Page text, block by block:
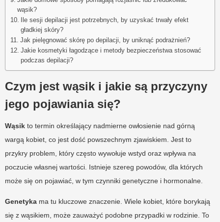
wąsik?
Ile sesji depilacji jest potrzebnych, by uzyskać trwały efekt
gładkiej skóry?
Jak pielęgnować skórę po depilacji, by uniknąć podrażnień?
Jakie kosmetyki łagodzące i metody bezpieczeństwa stosować
podczas depilacji?
Czym jest wąsik i jakie są przyczyny
jego pojawiania się?
Wąsik to termin określający nadmierne owłosienie nad górną
wargą kobiet, co jest dość powszechnym zjawiskiem. Jest to
przykry problem, który często wywołuje wstyd oraz wpływa na
poczucie własnej wartości. Istnieje szereg powodów, dla których
może się on pojawiać, w tym czynniki genetyczne i hormonalne.
Genetyka ma tu kluczowe znaczenie. Wiele kobiet, które borykają
się z wąsikiem, może zauważyć podobne przypadki w rodzinie. To